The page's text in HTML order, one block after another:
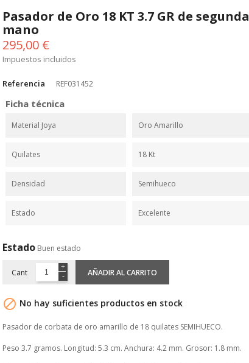
Pasador de Oro 18 KT 3.7 GR de segunda
mano
295,00 €
Impuestos incluidos
Referencia REF031452
Ficha técnica
Material Joya Oro Amarillo
Quilates 18 Kt
Densidad Semihueco
Estado Excelente
Estado Buen estado
Cant AÑADIR AL CARRITO
 No hay suficientes productos en stock
Pasador de corbata de oro amarillo de 18 quilates SEMIHUECO.
Peso 3.7 gramos. Longitud: 5.3 cm. Anchura: 4.2 mm. Grosor: 1.8 mm.